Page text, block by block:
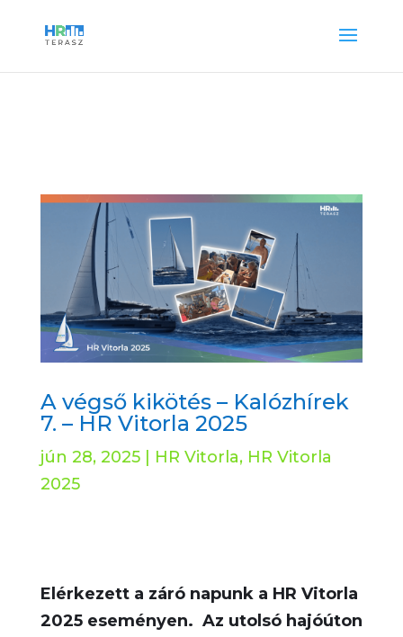
A végső kikötés – Kalózhírek
7. – HR Vitorla 2025
jún 28, 2025| HR Vitorla, HR Vitorla
2025
Elérkezett a záró napunk a HR Vitorla
2025 eseményen. Az utolsó hajóúton